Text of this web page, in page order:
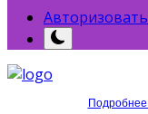
Подробнее